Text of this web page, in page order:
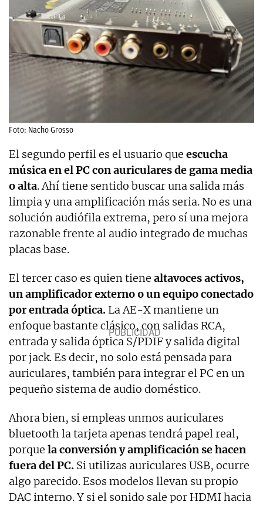
Foto: Nacho Grosso
El segundo perfil es el usuario que escucha
música en el PC con auriculares de gama media
o alta. Ahí tiene sentido buscar una salida más
limpia y una amplificación más seria. No es una
solución audiófila extrema, pero sí una mejora
razonable frente al audio integrado de muchas
placas base.
El tercer caso es quien tiene altavoces activos,
un amplificador externo o un equipo conectado
por entrada óptica. La AE-X mantiene un
enfoque bastante clásico, con salidas RCA,
entrada y salida óptica S/PDIF y salida digital
por jack. Es decir, no solo está pensada para
auriculares, también para integrar el PC en un
pequeño sistema de audio doméstico.
Ahora bien, si empleas unmos auriculares
bluetooth la tarjeta apenas tendrá papel real,
porque la conversión y amplificación se hacen
fuera del PC. Si utilizas auriculares USB, ocurre
algo parecido. Esos modelos llevan su propio
DAC interno. Y si el sonido sale por HDMI hacia